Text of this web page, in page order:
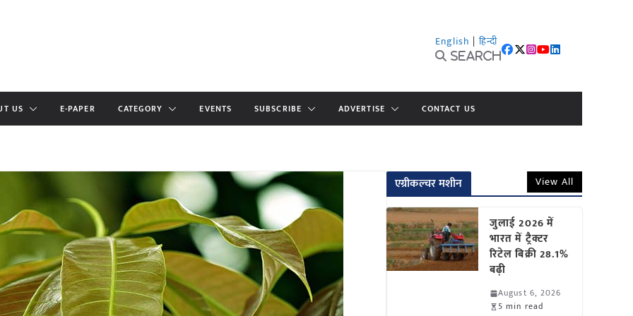
English | हिन्दी
Search
US E-PAPER CATEGORY EVENTS SUBSCRIBE ADVERTISE CONTACT US
एग्रीकल्चर मशीन View All
जुलाई 2026 में
भारत में ट्रैक्टर
रिटेल बिक्री 28.1%
बढ़ी
August 6, 2026
5 min read